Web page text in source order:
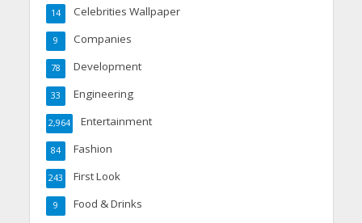
Celebrities Wallpaper
14
Companies
9
Development
78
Engineering
33
Entertainment
2,964
Fashion
84
First Look
243
Food & Drinks
9